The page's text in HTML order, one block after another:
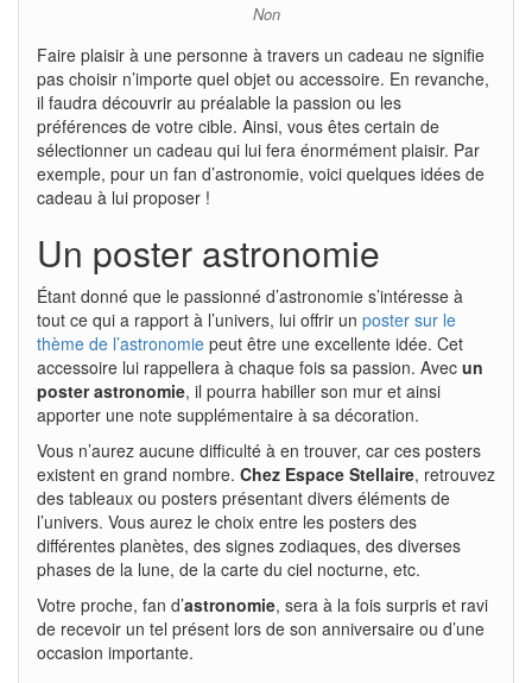
Non
Faire plaisir à une personne à travers un cadeau ne signifie
pas choisir n’importe quel objet ou accessoire. En revanche,
il faudra découvrir au préalable la passion ou les
préférences de votre cible. Ainsi, vous êtes certain de
sélectionner un cadeau qui lui fera énormément plaisir. Par
exemple, pour un fan d’astronomie, voici quelques idées de
cadeau à lui proposer !
Un poster astronomie
Étant donné que le passionné d’astronomie s’intéresse à
tout ce qui a rapport à l’univers, lui offrir un poster sur le
thème de l’astronomie peut être une excellente idée. Cet
accessoire lui rappellera à chaque fois sa passion. Avec un
poster astronomie, il pourra habiller son mur et ainsi
apporter une note supplémentaire à sa décoration.
Vous n’aurez aucune difficulté à en trouver, car ces posters
existent en grand nombre. Chez Espace Stellaire, retrouvez
des tableaux ou posters présentant divers éléments de
l’univers. Vous aurez le choix entre les posters des
différentes planètes, des signes zodiaques, des diverses
phases de la lune, de la carte du ciel nocturne, etc.
Votre proche, fan d’astronomie, sera à la fois surpris et ravi
de recevoir un tel présent lors de son anniversaire ou d’une
occasion importante.